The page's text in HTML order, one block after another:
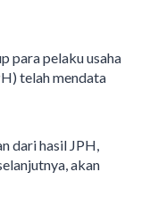
para pelaku usaha
telah mendata
dari hasil JPH,
akan